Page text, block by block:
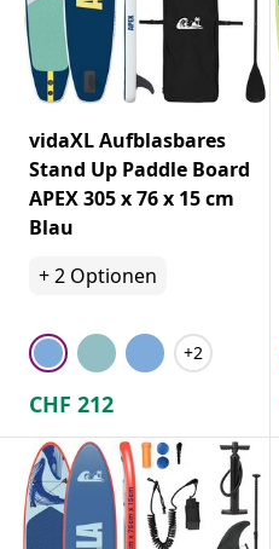
vidaXL Aufblasbares
Stand Up Paddle Board
APEX 305 x 76 x 15 cm
Blau
+2 Optionen
+2
CHF 212